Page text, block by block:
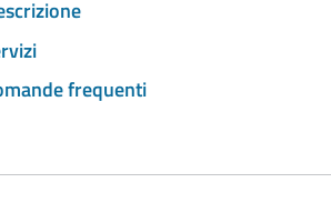
frequenti